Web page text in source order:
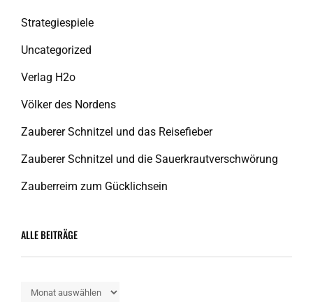
Strategiespiele
Uncategorized
Verlag H2o
Völker des Nordens
Zauberer Schnitzel und das Reisefieber
Zauberer Schnitzel und die Sauerkrautverschwörung
Zauberreim zum Gücklichsein
ALLE BEITRÄGE
Alle